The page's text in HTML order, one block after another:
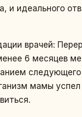
и идеального
врачей:
6 месяцев
мамы успел